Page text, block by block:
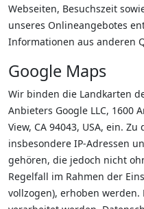
Webseiten, Besuchszeit
unseres Onlineangebotes
Informationen aus anderen
Google Maps
Wir binden die Landkarten
Anbieters Google LLC, 1600
View, CA 94043, USA, ein.
insbesondere IP-Adressen
gehören, die jedoch nicht
Regelfall im Rahmen der
vollzogen), erhoben werden.